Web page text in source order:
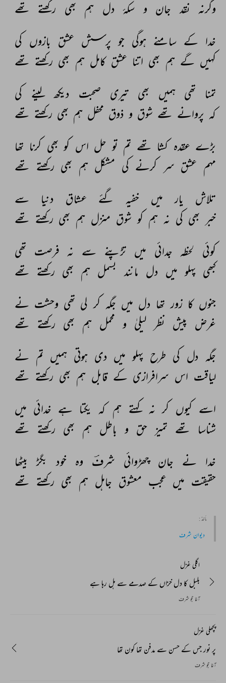
وگرنہ نقد جان و سکۂ دل ہم بھی رکھتے تھے
خدا کے سامنے ہوگی جو پرسش عشق بازوں کی
کہیں گے ہم بھی اتنا عشق کامل ہم بھی رکھتے تھے
تمنا تھی ہمیں بھی تیری صحبت دیکھ لینے
کی
کہ پروانے تھے شوق و ذوق محفل ہم بھی رکھتے تھے
بڑے عقدہ کشا تھے تم تو حل اس کو بھی کرنا تھا
مہم عشق سر کرنے کی مشکل ہم بھی رکھتے تھے
تلاش یار میں خفیہ گئے عشاق دنیا
سے
خبر بھی کی نہ ہم کو شوق منزل ہم بھی رکھتے تھے
کوئی لحظہ جدائی میں تڑپنے سے نہ فرصت تھی
کبھی پہلو میں دل مانند بسمل ہم بھی رکھتے تھے
جنوں کا زور تھا دل میں جگہ کر لی تھی وحشت نے
غرض پیش نظر لیلیٰ و محمل ہم بھی رکھتے تھے
جگہ دل کی طرح پہلو میں دی ہوتی ہمیں تم نے
لیاقت اس سرافرازی کے قابل ہم بھی رکھتے تھے
اسے کیوں کر نہ کہتے ہم کہ یکتا ہے خدائی میں
شناسا تھے تمیز حق و باطل ہم بھی رکھتے تھے
خدا نے جان چھڑوائی شرفؔ وہ خود بگڑ بیٹھا
حقیقت میں عجب معشوق جاہل ہم بھی رکھتے تھے
مأخذ :
دیوان شرف
اگلی غزل
بلبل کا دل خزاں کے صدمے سے ہل رہا ہے
آغا حجو شرف
پچھلی غزل
پر نور جس کے حسن سے مدفن تھا کون تھا
آغا حجو شرف